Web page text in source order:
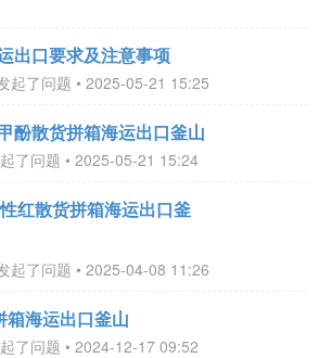
出口要求及注意事项
起了问题 • 2025-05-21 15:25
酚散货拼箱海运出口釜山
了问题 • 2025-05-21 15:24
红散货拼箱海运出口釜
起了问题 • 2025-04-08 11:26
箱海运出口釜山
了问题 • 2024-12-17 09:52